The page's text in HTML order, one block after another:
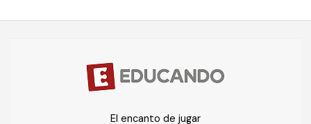
El encanto de jugar